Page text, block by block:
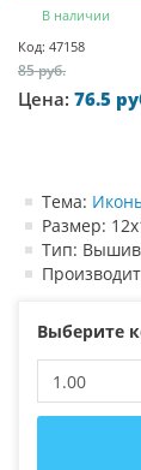
В наличии
Код: 47158
85 руб.
Цена: 76.5
Тема:
Размер:
Тип:
Выберите